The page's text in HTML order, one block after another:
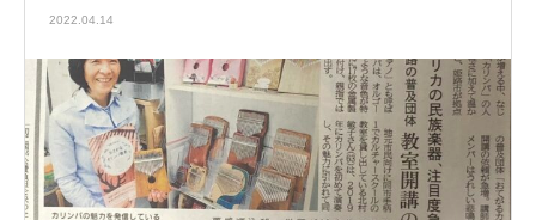
2022.04.14